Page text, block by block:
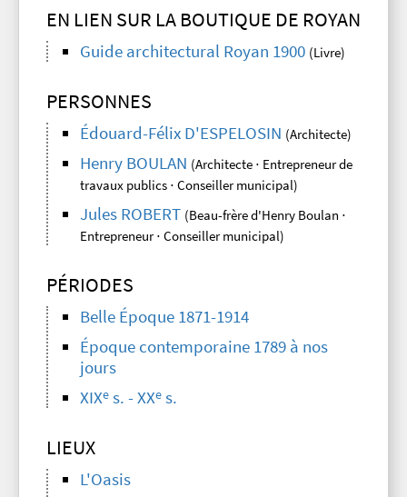
EN LIEN SUR LA BOUTIQUE DE ROYAN
Guide architectural Royan 1900 (Livre)
PERSONNES
Édouard-Félix D'ESPELOSIN (Architecte)
Henry BOULAN (Architecte ⋅ Entrepreneur de
travaux publics ⋅ Conseiller municipal)
Jules ROBERT (Beau-frère d'Henry Boulan ⋅
Entrepreneur ⋅ Conseiller municipal)
PÉRIODES
Belle Époque 1871-1914
Époque contemporaine 1789 à nos
jours
XIXe s. - XXe s.
LIEUX
L'Oasis